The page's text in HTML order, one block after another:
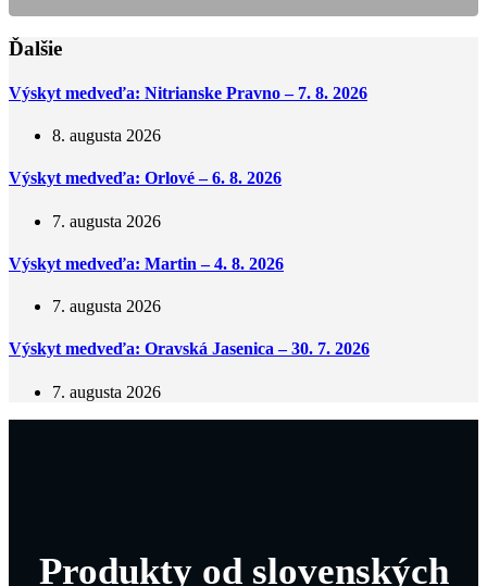
Ďalšie
Výskyt medveďa: Nitrianske Pravno – 7. 8. 2026
8. augusta 2026
Výskyt medveďa: Orlové – 6. 8. 2026
7. augusta 2026
Výskyt medveďa: Martin – 4. 8. 2026
7. augusta 2026
Výskyt medveďa: Oravská Jasenica – 30. 7. 2026
7. augusta 2026
Produkty od slovenských